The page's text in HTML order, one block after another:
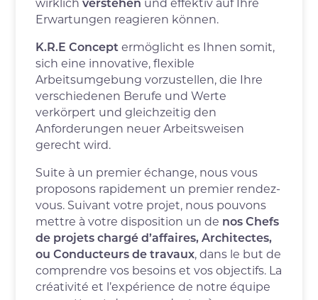
Erwartungen reagieren können.
K.R.E Concept ermöglicht es Ihnen somit,
sich eine innovative, flexible
Arbeitsumgebung vorzustellen, die Ihre
verschiedenen Berufe und Werte
verkörpert und gleichzeitig den
Anforderungen neuer Arbeitsweisen
gerecht wird.
Suite à un premier échange, nous vous
proposons rapidement un premier rendez-
vous. Suivant votre projet, nous pouvons
mettre à votre disposition un de nos Chefs
de projets chargé d’affaires, Architectes,
ou Conducteurs de travaux, dans le but de
comprendre vos besoins et vos objectifs. La
créativité et l’expérience de notre équipe